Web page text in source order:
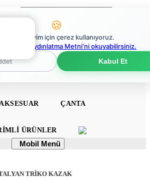
0
0
TULUM TAKIM
ÇANTA
ÜRÜNLER
Mobil
Menü
Mobil Menü
TRİKO KAZAK
🍪
En iyi deneyim için çerez kullanıyoruz.
Aydınlatma Metni'ni okuyabilirsiniz.
Kabul Et